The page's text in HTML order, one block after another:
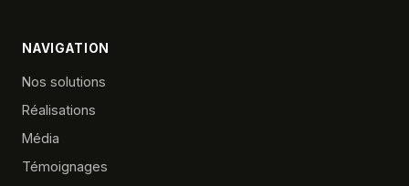
NAVIGATION
Nos solutions
Réalisations
Média
Témoignages